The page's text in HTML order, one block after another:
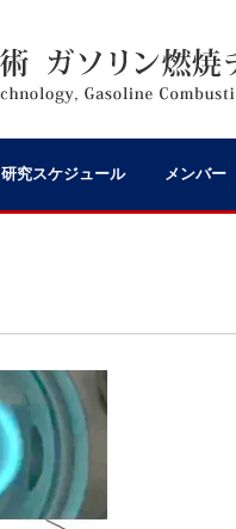
研究スケジュール メンバー